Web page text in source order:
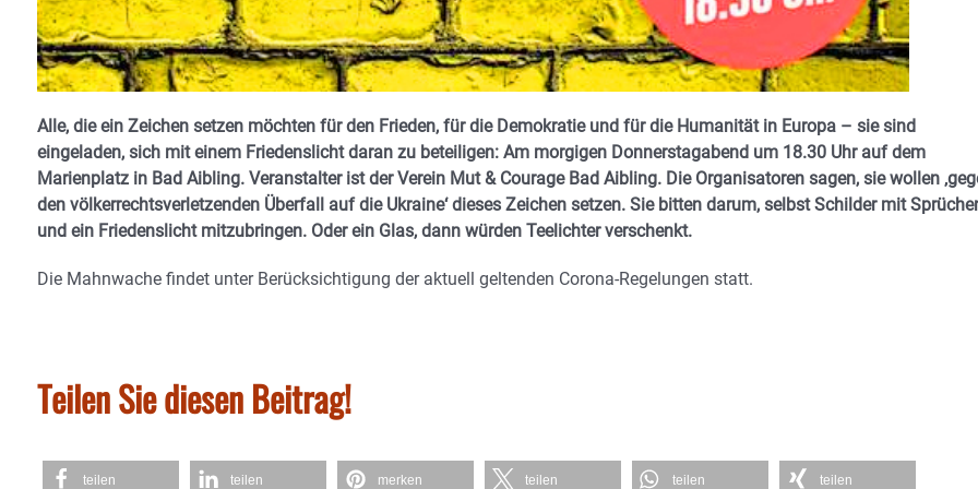
Alle, die ein Zeichen setzen möchten für den Frieden, für die Demokratie und für die Humanität in Europa – sie sind
eingeladen, sich mit einem Friedenslicht daran zu beteiligen: Am morgigen Donnerstagabend um 18.30 Uhr auf dem
Marienplatz in Bad Aibling. Veranstalter ist der Verein Mut & Courage Bad Aibling. Die Organisatoren sagen, sie wollen
den völkerrechtsverletzenden Überfall auf die Ukraine‘ dieses Zeichen setzen. Sie bitten darum, selbst Schilder mit
und ein Friedenslicht mitzubringen. Oder ein Glas, dann würden Teelichter verschenkt.
Die Mahnwache findet unter Berücksichtigung der aktuell geltenden Corona-Regelungen statt.
Teilen Sie diesen Beitrag!
teilen teilen merken teilen teilen teilen